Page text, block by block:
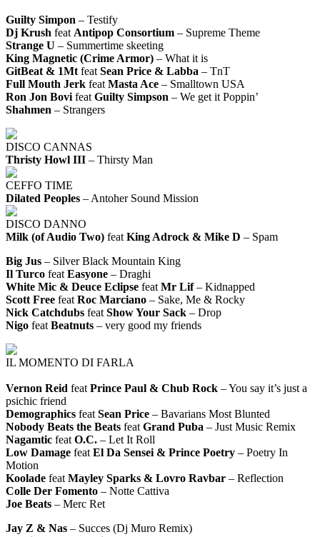
Guilty Simpon – Testify
Dj Krush feat Antipop Consortium – Supreme Theme
Strange U – Summertime skeeting
King Magnetic (Crime Armor) – What it is
GitBeat & 1Mt feat Sean Price & Labba – TnT
Full Mouth Jerk feat Masta Ace – Smalltown USA
Ron Jon Bovi feat Guilty Simpson – We get it Poppin’
Shahmen – Strangers
DISCO CANNAS
Thristy Howl III – Thirsty Man
CEFFO TIME
Dilated Peoples – Antoher Sound Mission
DISCO DANNO
Milk (of Audio Two) feat King Adrock & Mike D – Spam
Big Jus – Silver Black Mountain King
Il Turco feat Easyone – Draghi
White Mic & Deuce Eclipse feat Mr Lif– Kidnapped
Scott Free feat Roc Marciano – Sake, Me & Rocky
Nick Catchdubs feat Show Your Sack – Drop
Nigo feat Beatnuts – very good my friends
IL MOMENTO DI FARLA
Vernon Reid feat Prince Paul & Chub Rock – You say it’s just a
psichic friend
Demographics feat Sean Price – Bavarians Most Blunted
Nobody Beats the Beats feat Grand Puba – Just Music Remix
Nagamtic feat O.C. – Let It Roll
Low Damage feat El Da Sensei & Prince Poetry – Poetry In
Motion
Koolade feat Mayley Sparks & Lovro Ravbar – Reflection
Colle Der Fomento – Notte Cattiva
Joe Beats – Merc Ret
Jay Z & Nas – Succes (Dj Muro Remix)